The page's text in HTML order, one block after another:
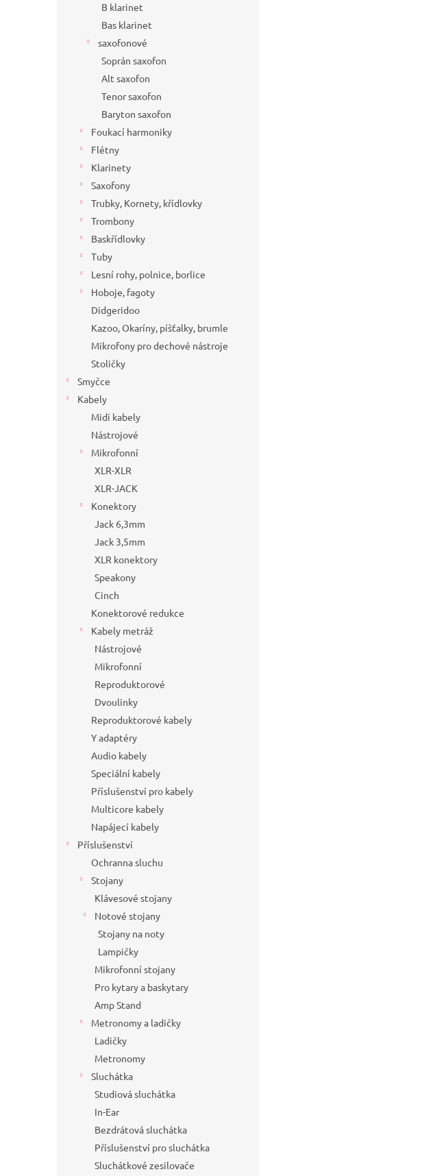
B klarinet
Bas klarinet
saxofonové
Soprán saxofon
Alt saxofon
Tenor saxofon
Baryton saxofon
Foukací harmoniky
Flétny
Klarinety
Saxofony
Trubky, Kornety, křídlovky
Trombony
Baskřídlovky
Tuby
Lesní rohy, polnice, borlice
Hoboje, fagoty
Didgeridoo
Kazoo, Okaríny, píšťalky, brumle
Mikrofony pro dechové nástroje
Stoličky
Smyčce
Kabely
Midi kabely
Nástrojové
Mikrofonní
XLR-XLR
XLR-JACK
Konektory
Jack 6,3mm
Jack 3,5mm
XLR konektory
Speakony
Cinch
Konektorové redukce
Kabely metráž
Nástrojové
Mikrofonní
Reproduktorové
Dvoulinky
Reproduktorové kabely
Y adaptéry
Audio kabely
Speciální kabely
Příslušenství pro kabely
Multicore kabely
Napájecí kabely
Příslušenství
Ochranna sluchu
Stojany
Klávesové stojany
Notové stojany
Stojany na noty
Lampičky
Mikrofonní stojany
Pro kytary a baskytary
Amp Stand
Metronomy a ladičky
Ladičky
Metronomy
Sluchátka
Studiová sluchátka
In-Ear
Bezdrátová sluchátka
Příslušenství pro sluchátka
Sluchátkové zesilovače